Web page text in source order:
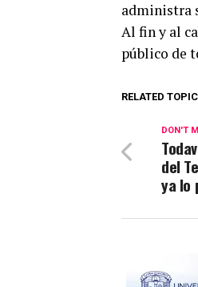
administra
Al fin y al
público de
RELATED
DON'T
del
ya lo